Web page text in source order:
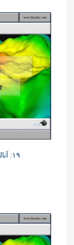
۱۹: آنالیز حساسیت در مدل ریاضی خطی